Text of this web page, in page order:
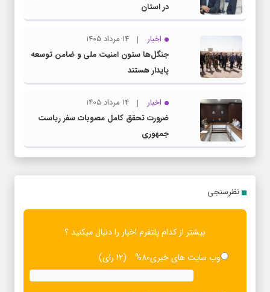
در استان
اخبار
14 مرداد 1405
جنگل‌ها ستون امنیت ملی و ضامن توسعه
پایدار هستند
اخبار
14 مرداد 1405
ضرورت تحقق کامل مصوبات سفر ریاست‌
جمهوری
نظرسنجی
بیشتر از کدام پلتفرم اخبار را دنبال میکنید ؟
وب سایت های خبری80% (12 رای)